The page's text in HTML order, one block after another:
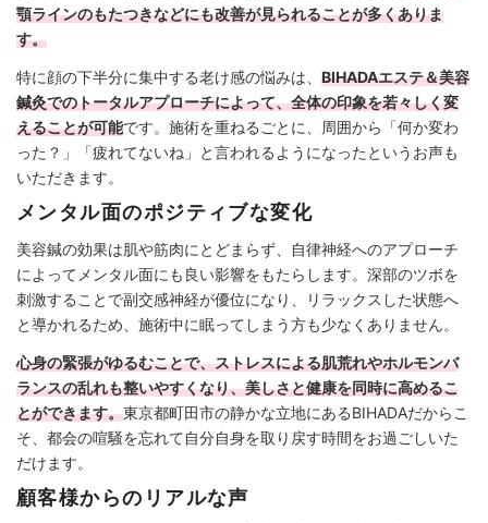
顎ラインのもたつきなどにも改善が見られることが多くありま
す。
特に顔の下半分に集中する老け感の悩みは、 BIHADAエステ＆美容
鍼灸でのトータルアプローチによって、全体の印象を若々しく変
えることが可能です。施術を重ねるごとに、周囲から「何か変わ
った？」「疲れてないね」と言われるようになったというお声も
いただきます。
メンタル面のポジティブな変化
美容鍼の効果は肌や筋肉にとどまらず、自律神経へのアプローチ
によってメンタル面にも良い影響をもたらします。深部のツボを
刺激することで副交感神経が優位になり、リラックスした状態へ
と導かれるため、施術中に眠ってしまう方も少なくありません。
心身の緊張がゆるむことで、ストレスによる肌荒れやホルモンバ
ランスの乱れも整いやすくなり、美しさと健康を同時に高めるこ
とができます。東京都町田市の静かな立地にあるBIHADAだからこ
そ、都会の喧騒を忘れて自分自身を取り戻す時間をお過ごしいた
だけます。
顧客様からのリアルな声